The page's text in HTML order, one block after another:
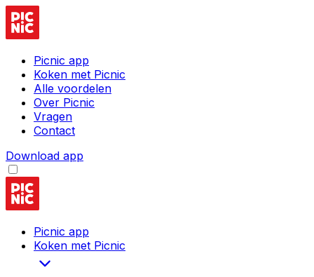
Picnic app
Koken met Picnic
Alle voordelen
Over Picnic
Vragen
Contact
Download app
Picnic app
Koken met Picnic